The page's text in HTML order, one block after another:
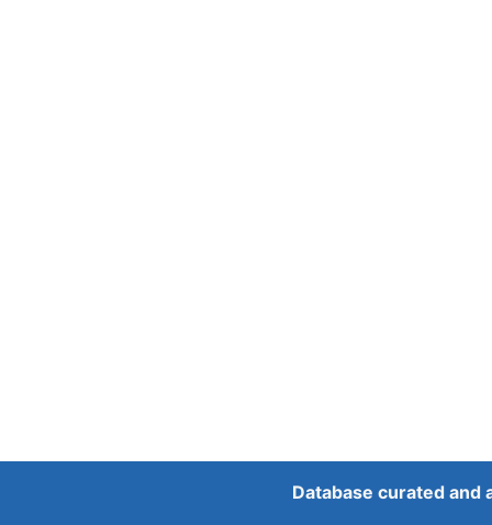
Database curated